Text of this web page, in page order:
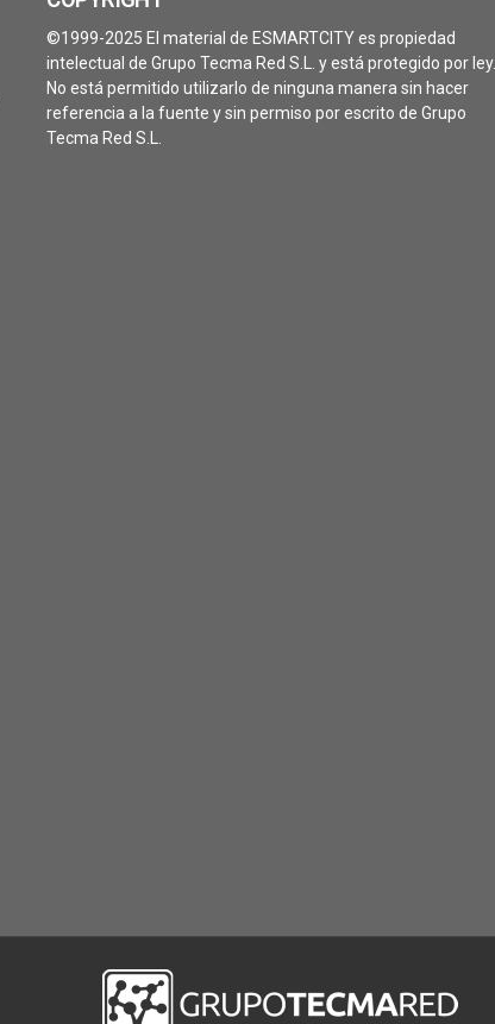
©1999-2025 El material de ESMARTCITY es propiedad
intelectual de Grupo Tecma Red S.L. y está protegido por ley.
No está permitido utilizarlo de ninguna manera sin hacer
referencia a la fuente y sin permiso por escrito de Grupo
Tecma Red S.L.